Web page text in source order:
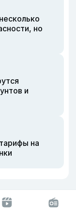
но
и
на